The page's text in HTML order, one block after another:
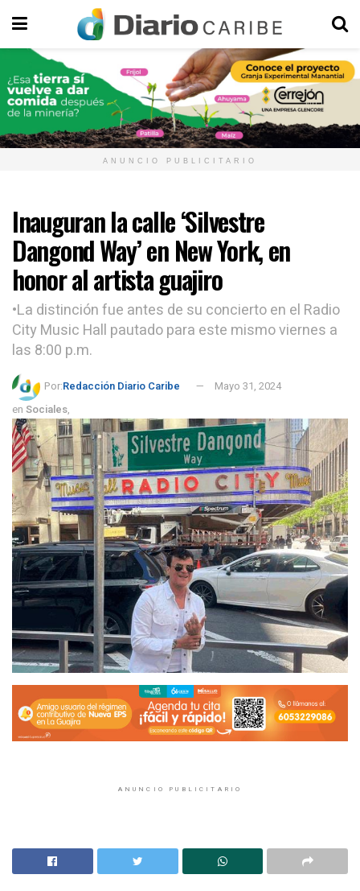
ANUNCIO PUBLICITARIO
Inauguran la calle ‘Silvestre
Dangond Way’ en New York, en
honor al artista guajiro
•La distinción fue antes de su concierto en el Radio
City Music Hall pautado para este mismo viernes a
las 8:00 p.m.
Por:Redacción Diario Caribe
Mayo 31, 2024
en Sociales,
ANUNCIO PUBLICITARIO